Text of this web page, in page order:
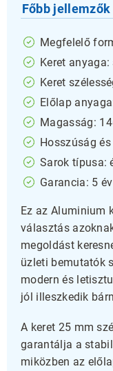
Főbb jellemzők
Megfelelő
Keret
Keret
Előlap
Magasság:
Hosszúság
Sarok típusa:
Garancia: 5 év
Ez az Aluminium
választás
megoldást
üzleti bemutatók
modern és
jól illeszkedik
A keret 25 mm
garantálja a
miközben az